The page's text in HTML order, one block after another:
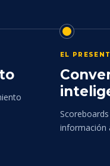
EL
información